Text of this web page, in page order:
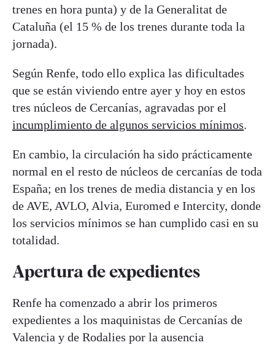
trenes en hora punta) y de la Generalitat de
Cataluña (el 15 % de los trenes durante toda la
jornada).
Según Renfe, todo ello explica las dificultades
que se están viviendo entre ayer y hoy en estos
tres núcleos de Cercanías, agravadas por el
incumplimiento de algunos servicios mínimos.
En cambio, la circulación ha sido prácticamente
normal en el resto de núcleos de cercanías de toda
España; en los trenes de media distancia y en los
de AVE, AVLO, Alvia, Euromed e Intercity, donde
los servicios mínimos se han cumplido casi en su
totalidad.
Apertura de expedientes
Renfe ha comenzado a abrir los primeros
expedientes a los maquinistas de Cercanías de
Valencia y de Rodalies por la ausencia